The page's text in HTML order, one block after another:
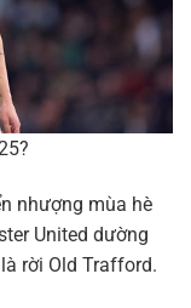
nhượng mùa hè
United dường
rời Old Trafford.